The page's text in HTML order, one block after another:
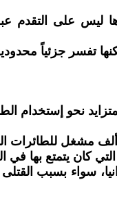
على التقدم
تفسر جزئياً
نحو إستخدام
مشغل
كان يتمتع بها
سواء بسبب